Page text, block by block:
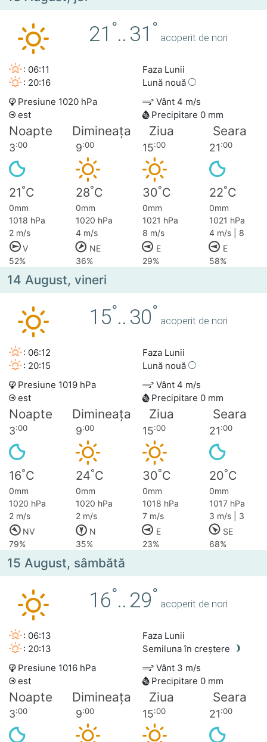
21 °.. 31 °
acoperit de nori
: 06:11
: 20:16
Faza Lunii
Lună nouă
Presiune 1020 hPa
Vânt 4 m/s
est
Precipitare 0 mm
Noapte Dimineața Ziua Seara
3:00 9:00 15:00 21:00
21°C 28°C 30°C 22°C
0mm 0mm 0mm
0mm
1018 hPa
1020 hPa 1021 hPa
1021 hPa
2 m/s
4 m/s 8 m/s
4 m/s | 8
V
NE E
E
52%
36% 29% 58%
14 August, vineri
15°.. 30°
acoperit de nori
: 06:12
: 20:15
Faza Lunii
Lună nouă
Presiune 1019 hPa
Vânt 4 m/s
est
Precipitare 0 mm
Noapte Dimineața Ziua Seara
3:00 9:00 15:00 21:00
16°C 24°C 30°C 20°C
0mm 0mm 0mm
0mm
1020 hPa
1020 hPa 1018 hPa
1017 hPa
2 m/s
2 m/s 7 m/s
3 m/s | 3
NV
N E
SE
79%
35% 23% 68%
15 August, sâmbătă
16°.. 29°
acoperit de nori
: 06:13
: 20:13
Faza Lunii
Semiluna în creștere
Presiune 1016 hPa
Vânt 3 m/s
est
Precipitare 0 mm
Noapte Dimineața Ziua Seara
3:00 9:00 15:00 21:00